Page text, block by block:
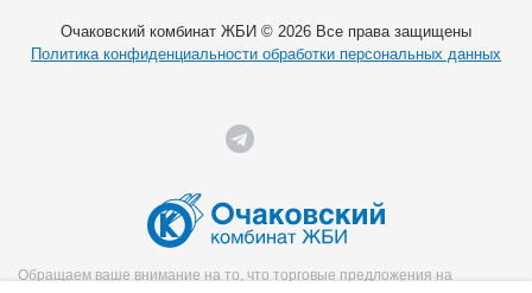
Очаковский комбинат ЖБИ © 2026 Все права защищены
Политика конфиденциальности обработки персональных данных
Обращаем ваше внимание на то, что торговые предложения на